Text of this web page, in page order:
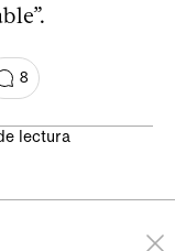
8
lectura